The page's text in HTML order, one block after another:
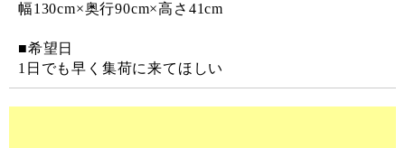
幅130cm×奥行90cm×高さ41cm
■希望日
1日でも早く集荷に来てほしい